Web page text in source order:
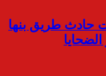
حادث طريق بنها